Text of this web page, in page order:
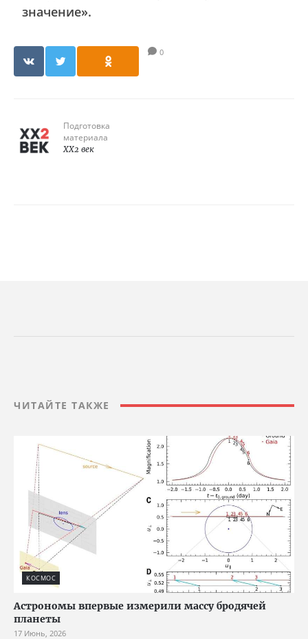
значение».
0
Подготовка
материала
XX2 век
ЧИТАЙТЕ ТАКЖЕ
КОСМОС
Астрономы впервые измерили массу бродячей
планеты
17 Июнь, 2026